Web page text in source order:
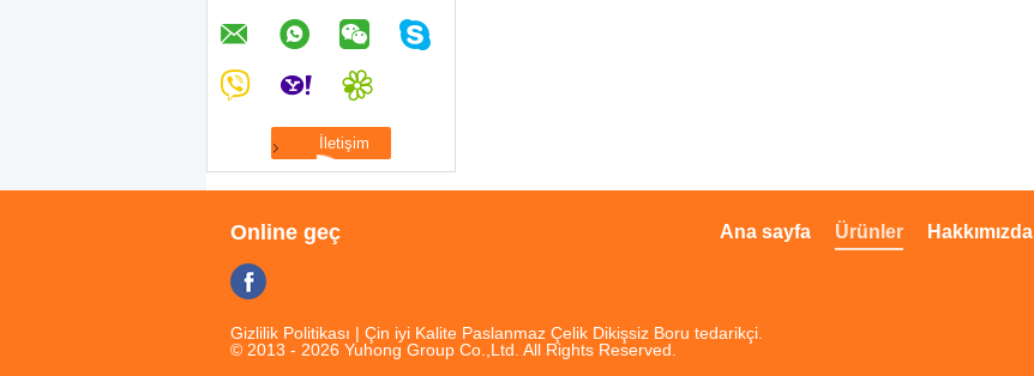
Online geç Hakkımızda
Ürünler
Ana sayfa
Gizlilik Politikası | Çin iyi Kalite Paslanmaz Çelik Dikişsiz Boru tedarikçi.
© 2013 - 2026 Yuhong Group Co.,Ltd. All Rights Reserved.